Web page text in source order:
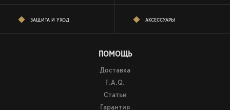
ЗАЩИТА И УХОД АКСЕССУАРЫ
ПОМОЩЬ
Доставка
F.A.Q.
Статьи
Гарантия